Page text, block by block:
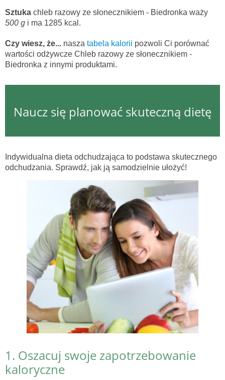
Sztuka chleb razowy ze słonecznikiem - Biedronka waży
500 g i ma 1285 kcal.
Czy wiesz, że... nasza tabela kalorii pozwoli Ci porównać
wartości odżywcze Chleb razowy ze słonecznikiem -
Biedronka z innymi produktami.
Naucz się planować skuteczną dietę
Indywidualna dieta odchudzająca to podstawa skutecznego
odchudzania. Sprawdź, jak ją samodzielnie ułożyć!
1. Oszacuj swoje zapotrzebowanie
kaloryczne